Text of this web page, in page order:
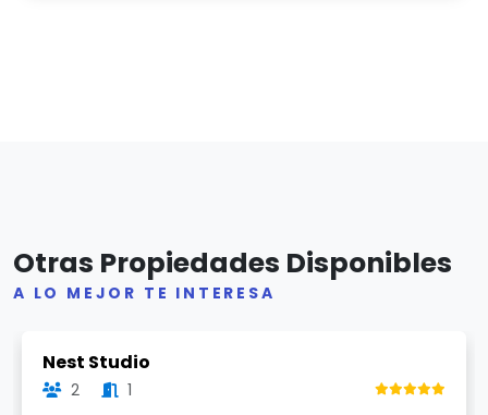
Otras Propiedades Disponibles
A LO MEJOR TE INTERESA
Nest Studio
2 1